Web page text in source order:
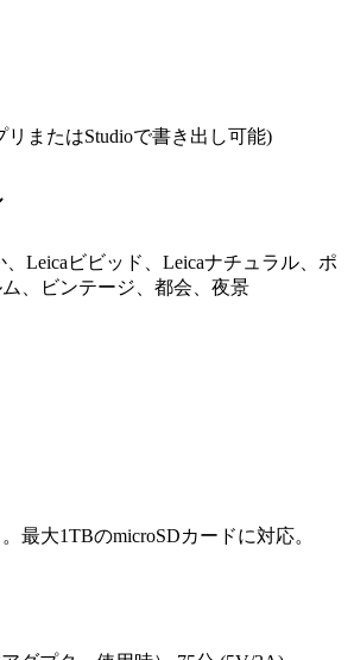
リまたはStudioで書き出し可能)
Leicaビビッド、Leicaナチュラル、ポ
、ビンテージ、都会、夜景
最大1TBのmicroSDカードに対応。